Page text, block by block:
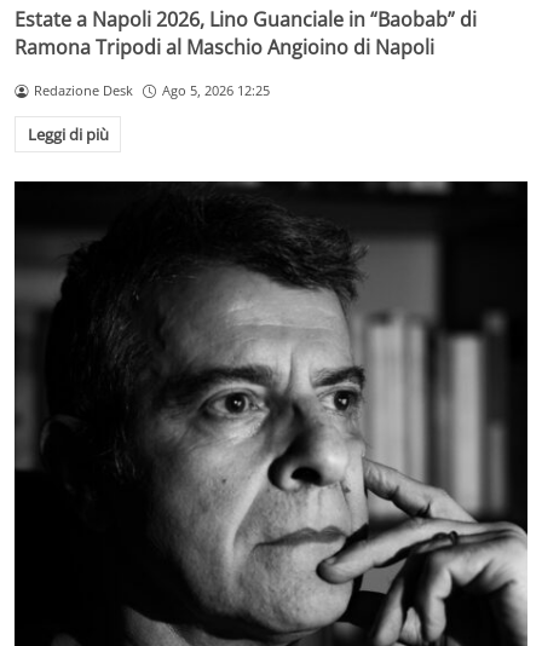
Estate a Napoli 2026, Lino Guanciale in “Baobab” di
Ramona Tripodi al Maschio Angioino di Napoli
Redazione Desk Ago 5, 2026 12:25
Leggi di più